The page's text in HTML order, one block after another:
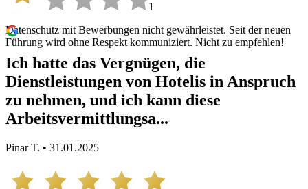
1
Datenschutz mit Bewerbungen nicht gewährleistet. Seit der neuen
Führung wird ohne Respekt kommuniziert. Nicht zu empfehlen!
Ich hatte das Vergnügen, die
Dienstleistungen von Hotelis in Anspruch
zu nehmen, und ich kann diese
Arbeitsvermittlungsa...
Pinar T. • 31.01.2025